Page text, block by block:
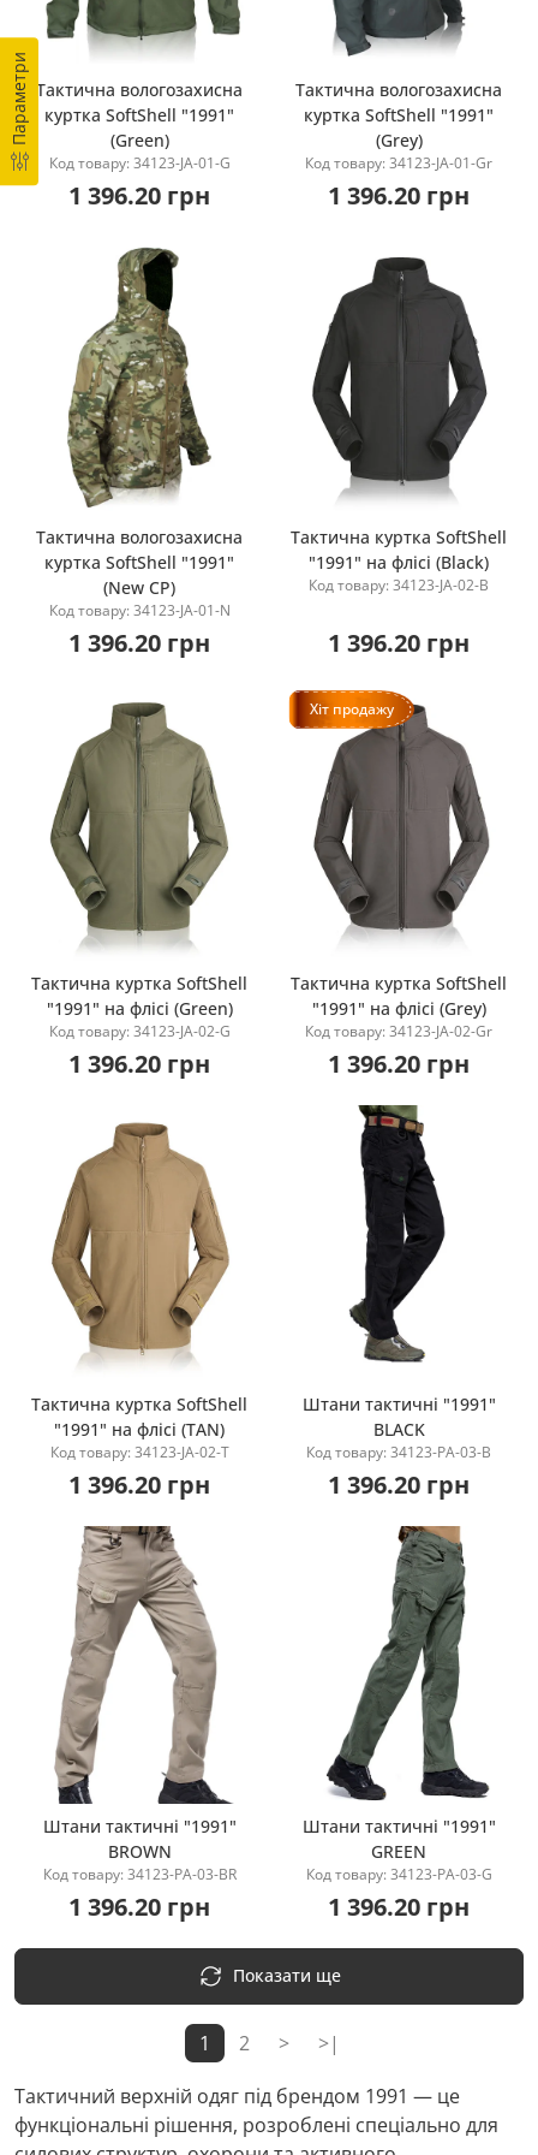
Параметри Купити
Тактична вологозахисна
куртка SoftShell "1991"
(Green)
Код товару: 34123-JA-01-G
1 396.20 грн
Купити
Тактична вологозахисна
куртка SoftShell "1991"
(Grey)
Код товару: 34123-JA-01-Gr
1 396.20 грн
Купити
Тактична вологозахисна
куртка SoftShell "1991"
(New CP)
Код товару: 34123-JA-01-N
1 396.20 грн
Купити
Тактична куртка SoftShell
"1991" на флісі (Black)
Код товару: 34123-JA-02-B
1 396.20 грн
Купити
Тактична куртка SoftShell
"1991" на флісі (Green)
Код товару: 34123-JA-02-G
1 396.20 грн
Хіт продажу
Купити
Тактична куртка SoftShell
"1991" на флісі (Grey)
Код товару: 34123-JA-02-Gr
1 396.20 грн
Купити
Тактична куртка SoftShell
"1991" на флісі (TAN)
Код товару: 34123-JA-02-T
1 396.20 грн
Купити
Штани тактичні "1991"
BLACK
Код товару: 34123-PA-03-B
1 396.20 грн
Купити
Штани тактичні "1991"
BROWN
Код товару: 34123-PA-03-BR
1 396.20 грн
Купити
Штани тактичні "1991"
GREEN
Код товару: 34123-PA-03-G
1 396.20 грн
Показати ще
1 2 >
>|
Тактичний верхній одяг під брендом 1991 — це
функціональні рішення, розроблені спеціально для